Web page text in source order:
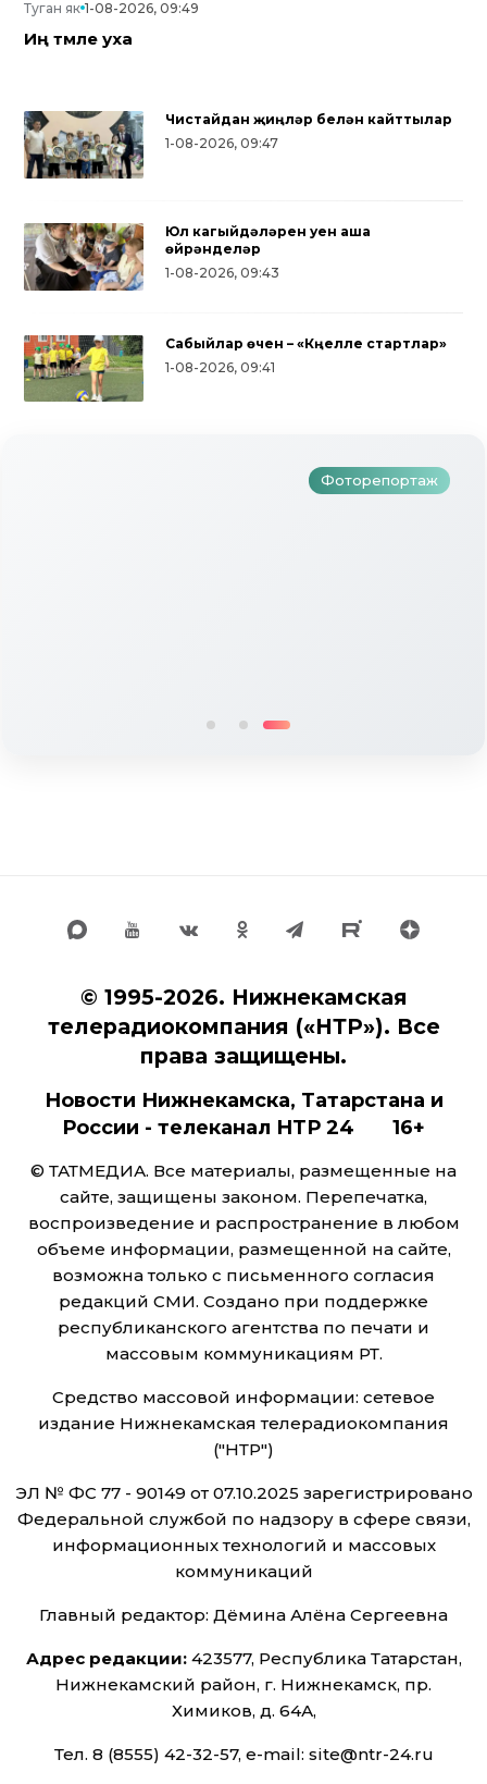
Туган як 1-08-2026, 09:49
Иң тәмле уха
Чистайдан җиңүләр белән кайттылар
1-08-2026, 09:47
Юл кагыйдәләрен уен аша
өйрәнделәр
1-08-2026, 09:43
Сабыйлар өчен – «Күңелле стартлар»
1-08-2026, 09:41
Фоторепортаж
Түбән Кама районында тугызынчы
тапкыр «Авылым хуҗабикәсе»
бәйгесе узды
© 1995-2026. Нижнекамская
телерадиокомпания («НТР»). Все
права защищены.
Новости Нижнекамска, Татарстана и
России - телеканал НТР 24 16+
© ТАТМЕДИА. Все материалы, размещенные на
сайте, защищены законом. Перепечатка,
воспроизведение и распространение в любом
объеме информации, размещенной на сайте,
возможна только с письменного согласия
редакций СМИ. Создано при поддержке
республиканского агентства по печати и
массовым коммуникациям РТ.
Средство массовой информации: сетевое
издание Нижнекамская телерадиокомпания
("НТР")
ЭЛ № ФС 77 - 90149 от 07.10.2025 зарегистрировано
Федеральной службой по надзору в сфере связи,
информационных технологий и массовых
коммуникаций
Главный редактор: Дёмина Алёна Сергеевна
Адрес редакции:423577, Республика Татарстан,
Нижнекамский район, г. Нижнекамск, пр.
Химиков, д. 64А,
Тел. 8 (8555) 42-32-57, e-mail: site@ntr-24.ru